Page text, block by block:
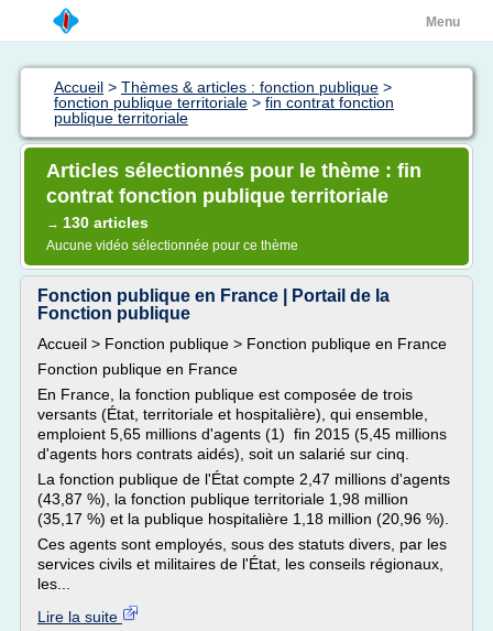
Menu
Accueil > Thèmes & articles : fonction publique >
fonction publique territoriale > fin contrat fonction
publique territoriale
Articles sélectionnés pour le thème : fin
contrat fonction publique territoriale
→ 130 articles
Aucune vidéo sélectionnée pour ce thème
Fonction publique en France | Portail de la
Fonction publique
Accueil > Fonction publique > Fonction publique en France
Fonction publique en France
En France, la fonction publique est composée de trois
versants (État, territoriale et hospitalière), qui ensemble,
emploient 5,65 millions d'agents (1) fin 2015 (5,45 millions
d'agents hors contrats aidés), soit un salarié sur cinq.
La fonction publique de l'État compte 2,47 millions d'agents
(43,87 %), la fonction publique territoriale 1,98 million
(35,17 %) et la publique hospitalière 1,18 million (20,96 %).
Ces agents sont employés, sous des statuts divers, par les
services civils et militaires de l'État, les conseils régionaux,
les...
Lire la suite